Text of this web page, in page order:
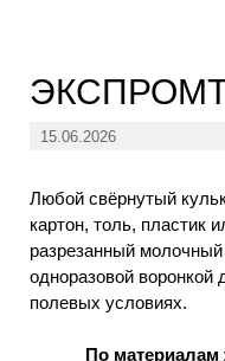
15.06.2026
Любой свёрнутый
картон, толь, пластик
разрезанный
одноразовой воронкой
полевых условиях.
По